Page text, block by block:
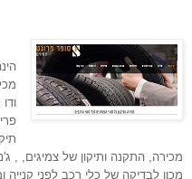
מכון לבדיקה של כלי רכב לפני קנייה